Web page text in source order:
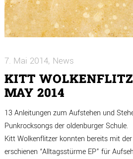
7. Mai 2014 News
KITT
MAY 2014
13 Anleitungen zum Aufstehen und
Punkrocksongs der oldenburger Schule.
Kitt Wolkenflitzer konnten bereits mit
erschienen “Alltagsstürme EP” für